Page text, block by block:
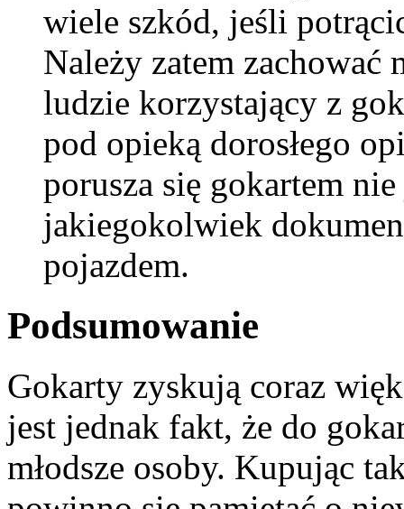
wiele szkód, jeśli
Należy zatem zachować
ludzie korzystający z
pod opieką dorosłego
porusza się gokartem
jakiegokolwiek
pojazdem.
Podsumowanie
Gokarty zyskują coraz
jest jednak fakt, że do
młodsze osoby. Kupując